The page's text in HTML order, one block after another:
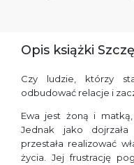
Opis książki
Czy ludzie, którzy
odbudować relacje i
Ewa jest żoną i
Jednak jako
przestała realizować
życia. Jej frustrację